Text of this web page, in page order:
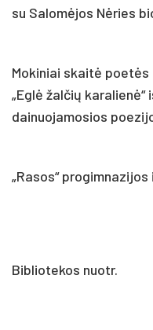
su Salomėjos Nėries
Mokiniai skaitė
„Eglė žalčių
dainuojamosios
„Rasos“ progimnazijos
Bibliotekos nuotr.